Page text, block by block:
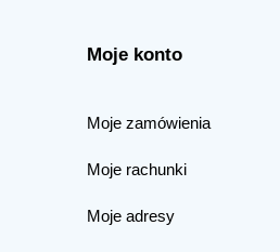
Moje konto
Moje zamówienia
Moje rachunki
Moje adresy